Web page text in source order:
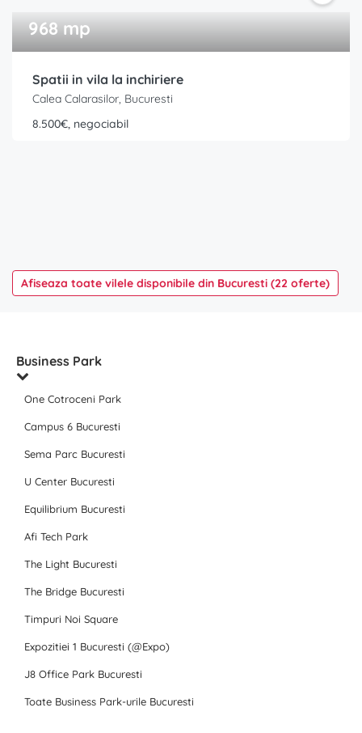
968 mp
Spatii in vila la inchiriere
Calea Calarasilor, Bucuresti
8.500€, negociabil
Afiseaza toate vilele disponibile din Bucuresti (22 oferte)
Business Park
One Cotroceni Park
Campus 6 Bucuresti
Sema Parc Bucuresti
U Center Bucuresti
Equilibrium Bucuresti
Afi Tech Park
The Light Bucuresti
The Bridge Bucuresti
Timpuri Noi Square
Expozitiei 1 Bucuresti (@Expo)
J8 Office Park Bucuresti
Toate Business Park-urile Bucuresti